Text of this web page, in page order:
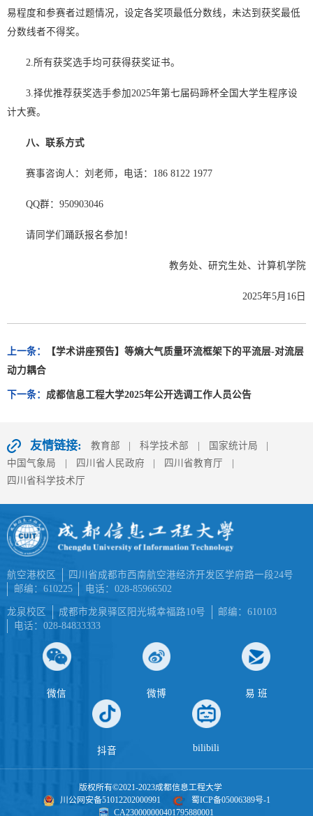
易程度和参赛者过题情况，设定各奖项最低分数线，未达到获奖最低
分数线者不得奖。
2.所有获奖选手均可获得获奖证书。
3.择优推荐获奖选手参加2025年第七届码蹄杯全国大学生程序设
计大赛。
八、联系方式
赛事咨询人：刘老师，电话：186 8122 1977
QQ群：950903046
请同学们踊跃报名参加！
教务处、研究生处、计算机学院
2025年5月16日
上一条：
【学术讲座预告】等熵大气质量环流框架下的平流层-对流层
动力耦合
下一条： 成都信息工程大学2025年公开选调工作人员公告
友情链接: 教育部 科学技术部 国家统计局
中国气象局
四川省人民政府 四川省教育厅
四川省科学技术厅
航空港校区
四川省成都市西南航空港经济开发区学府路一段24号
邮编：610225
电话：028-85966502
龙泉校区 成都市龙泉驿区阳光城幸福路10号
邮编：610103
电话：028-84833333
微信 微博 易 班
抖音 bilibili
版权所有©2021-2023成都信息工程大学
川公网安备51012202000991
蜀ICP备05006389号-1
CA230000000401795880001